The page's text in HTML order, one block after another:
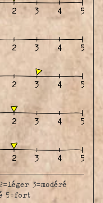
3=modéré
5=fort